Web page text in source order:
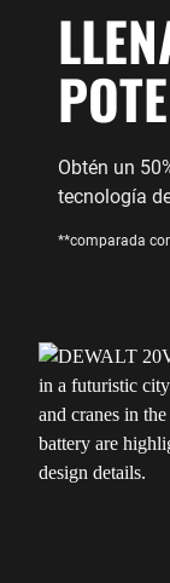
Obtén un
tecnología
**comparada